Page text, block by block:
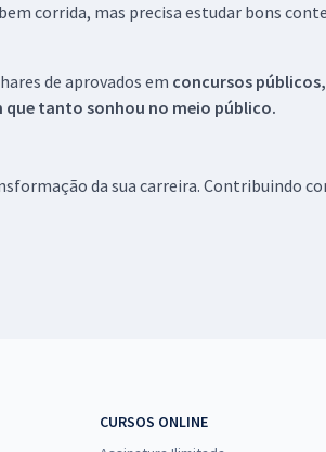
corrida, mas precisa estudar bons
de aprovados em concursos
que tanto sonhou no meio público.
da sua carreira. Contribuindo
CURSOS ONLINE